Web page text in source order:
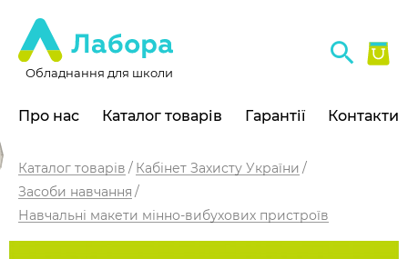
Обладнання для школи
Про нас Каталог товарів Гарантії Контакти
Каталог товарів
Кабінет Захисту України
Засоби навчання
Навчальні макети мінно-вибухових пристроїв